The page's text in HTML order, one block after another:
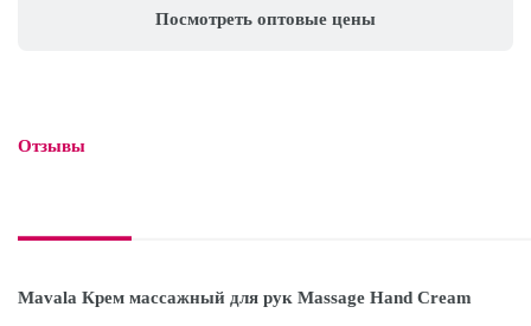
Посмотреть оптовые цены
Отзывы
Mavala Крем массажный для рук Massage Hand Cream